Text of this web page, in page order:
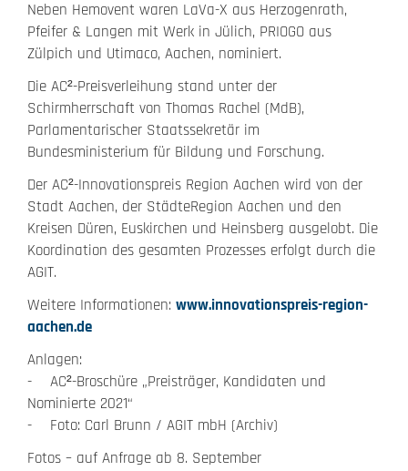
Neben Hemovent waren LaVa-X aus Herzogenrath,
Pfeifer & Langen mit Werk in Jülich, PRIOGO aus
Zülpich und Utimaco, Aachen, nominiert.
Die AC²-Preisverleihung stand unter der
Schirmherrschaft von Thomas Rachel (MdB),
Parlamentarischer Staatssekretär im
Bundesministerium für Bildung und Forschung.
Der AC²-Innovationspreis Region Aachen wird von der
Stadt Aachen, der StädteRegion Aachen und den
Kreisen Düren, Euskirchen und Heinsberg ausgelobt. Die
Koordination des gesamten Prozesses erfolgt durch die
AGIT.
Weitere Informationen: www.innovationspreis-region-
aachen.de
Anlagen:
- AC²-Broschüre „Preisträger, Kandidaten und
Nominierte 2021“
- Foto: Carl Brunn / AGIT mbH (Archiv)
Fotos – auf Anfrage ab 8. September